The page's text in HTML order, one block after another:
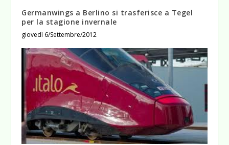
Germanwings a Berlino si trasferisce a Tegel
per la stagione invernale
giovedì 6/Settembre/2012